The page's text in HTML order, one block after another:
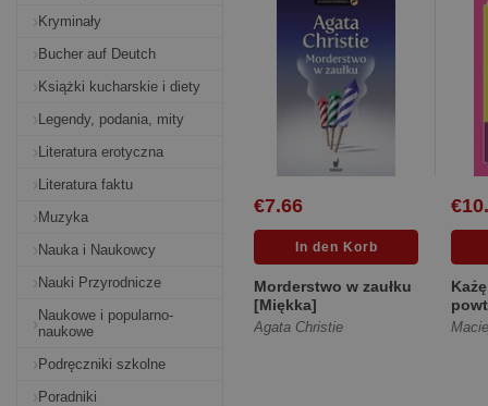
Kryminały
Bucher auf Deutch
Książki kucharskie i diety
Legendy, podania, mity
Literatura erotyczna
Literatura faktu
Muzyka
Nauka i Naukowcy
Nauki Przyrodnicze
Naukowe i popularno-
naukowe
Podręczniki szkolne
Poradniki
€7.66
Morderstwo w zaułku
[Miękka]
Agata Christie